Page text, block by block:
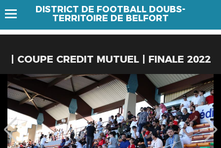
DISTRICT DE FOOTBALL DOUBS-
TERRITOIRE DE BELFORT
| COUPE CREDIT MUTUEL | FINALE 2022